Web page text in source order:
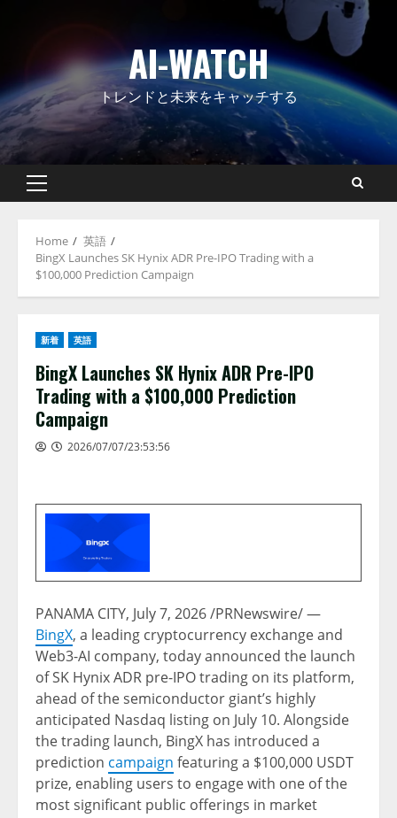
AI-WATCH
トレンドと未来をキャッチする
Primary
Home
英語
BingX Launches SK Hynix ADR Pre-IPO Trading with a
$100,000 Prediction Campaign
新着 英語
BingX Launches SK Hynix ADR Pre-IPO
Trading with a $100,000 Prediction
Campaign
2026/07/07/23:53:56
PANAMA CITY, July 7, 2026/PRNewswire/ —
BingX, a leading cryptocurrency exchange and
Web3-AI company, today announced the launch
of SK Hynix ADR pre-IPO trading on its platform,
ahead of the semiconductor giant’s highly
anticipated Nasdaq listing on July 10. Alongside
the trading launch, BingX has introduced a
prediction campaign featuring a $100,000 USDT
prize, enabling users to engage with one of the
most significant public offerings in market